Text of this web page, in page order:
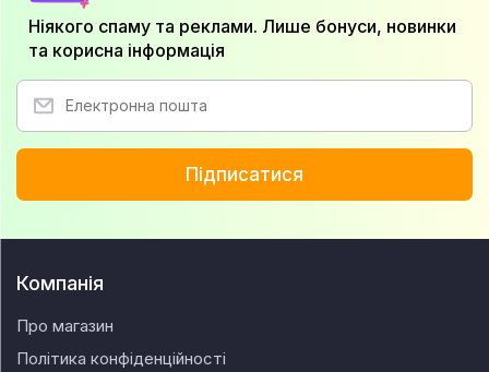
Ніякого спаму та реклами. Лише бонуси, новинки
та корисна інформація
Підписатися
Компанія
Про магазин
Політика конфіденційності